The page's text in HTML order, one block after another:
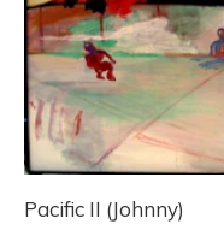
Pacific II (Johnny)